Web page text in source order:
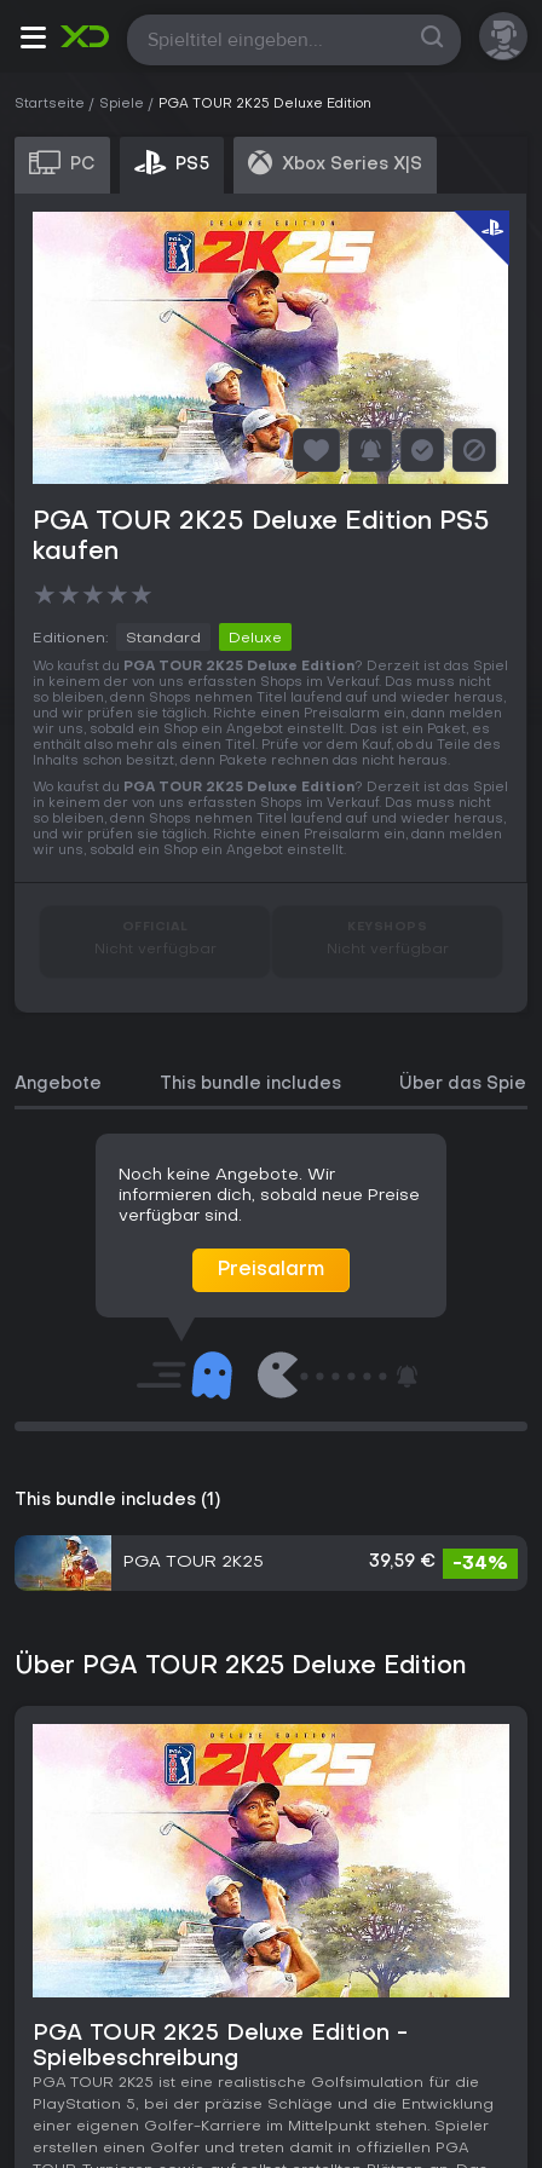
Alle
Startseite Spiele PGA TOUR 2K25 Deluxe Edition
PC PS5 Xbox Series X|S
PGA TOUR 2K25 Deluxe Edition PS5
kaufen
★★★★★
Editionen: Standard Deluxe
Wo kaufst du PGA TOUR 2K25 Deluxe Edition? Derzeit ist das Spiel
in keinem der von uns erfassten Shops im Verkauf. Das muss nicht
so bleiben, denn Shops nehmen Titel laufend auf und wieder heraus,
und wir prüfen sie täglich. Richte einen Preisalarm ein, dann melden
wir uns, sobald ein Shop ein Angebot einstellt. Das ist ein Paket, es
enthält also mehr als einen Titel. Prüfe vor dem Kauf, ob du Teile des
Inhalts schon besitzt, denn Pakete rechnen das nicht heraus.
Wo kaufst du PGA TOUR 2K25 Deluxe Edition? Derzeit ist das Spiel
in keinem der von uns erfassten Shops im Verkauf. Das muss nicht
so bleiben, denn Shops nehmen Titel laufend auf und wieder heraus,
und wir prüfen sie täglich. Richte einen Preisalarm ein, dann melden
wir uns, sobald ein Shop ein Angebot einstellt.
Nicht verfügbar Nicht verfügbar
Angebote This bundle includes Über das Spiel
Noch keine Angebote. Wir
informieren dich, sobald neue Preise
verfügbar sind.
Preisalarm
This bundle includes (1)
PGA TOUR 2K25 39,59 € -34%
Über PGA TOUR 2K25 Deluxe Edition
PGA TOUR 2K25 Deluxe Edition -
Spielbeschreibung
PGA TOUR 2K25 ist eine realistische Golfsimulation für die
PlayStation 5, bei der präzise Schläge und die Entwicklung
einer eigenen Golfer-Karriere im Mittelpunkt stehen. Spieler
erstellen einen Golfer und treten damit in offiziellen PGA